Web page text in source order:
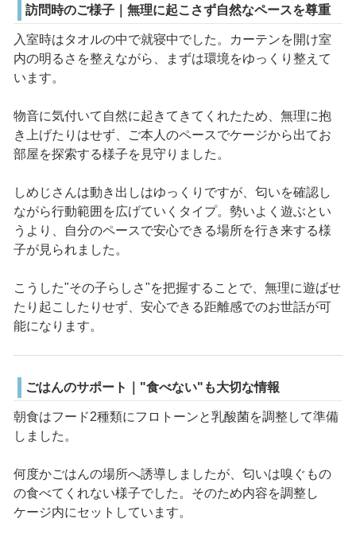
訪問時のご様子｜無理に起こさず自然なペースを尊重
入室時はタオルの中で就寝中でした。カーテンを開け室
内の明るさを整えながら、まずは環境をゆっくり整えて
います。
物音に気付いて自然に起きてきてくれたため、無理に抱
き上げたりはせず、ご本人のペースでケージから出てお
部屋を探索する様子を見守りました。
しめじさんは動き出しはゆっくりですが、匂いを確認し
ながら行動範囲を広げていくタイプ。勢いよく遊ぶとい
うより、自分のペースで安心できる場所を行き来する様
子が見られました。
こうした"その子らしさ"を把握することで、無理に遊ばせ
たり起こしたりせず、安心できる距離感でのお世話が可
能になります。
ごはんのサポート｜"食べない"も大切な情報
朝食はフード2種類にフロトーンと乳酸菌を調整して準備
しました。
何度かごはんの場所へ誘導しましたが、匂いは嗅ぐもの
の食べてくれない様子でした。そのため内容を調整し
ケージ内にセットしています。